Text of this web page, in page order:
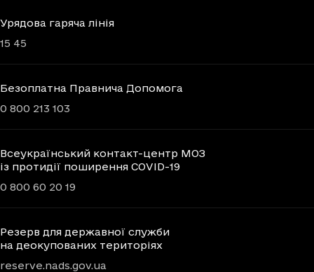
Урядова гаряча лінія
15 45
Безоплатна Правнича Допомога
0 800 213 103
Всеукраїнський контакт-центр МОЗ
із протидії поширення COVID-19
0 800 60 20 19
Резерв для державної служби
на деокупованих територіях
reserve.nads.gov.ua